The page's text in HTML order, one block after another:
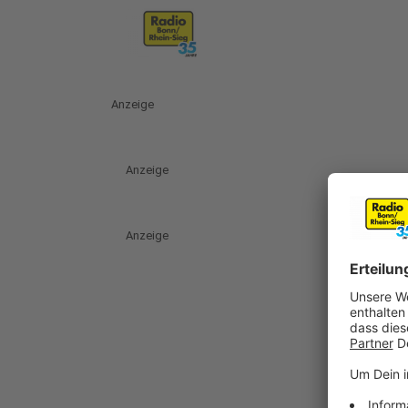
Anzeige
Anzeige
Anzeige